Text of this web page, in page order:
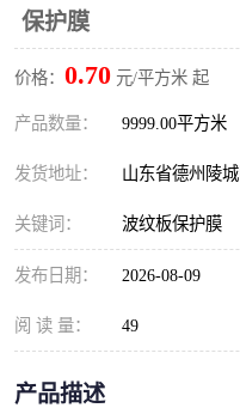
保护膜
价格： 0.70 元/平方米 起
产品数量： 9999.00平方米
发货地址： 山东省德州陵
关键词： 波纹板保护膜
发布日期： 2026-08-09
阅 读 量： 49
产品描述